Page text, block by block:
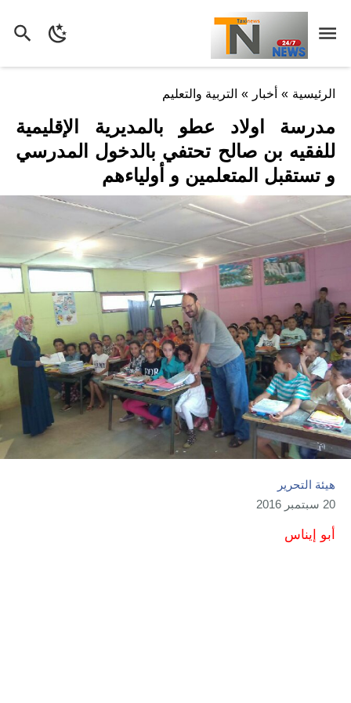
الرئيسية » أخبار » التربية والتعليم
مدرسة اولاد عطو بالمديرية الإقليمية
للفقيه بن صالح تحتفي بالدخول المدرسي
و تستقبل المتعلمين و أولياءهم
هيئة التحرير
20 سبتمبر 2016
أبو إيناس